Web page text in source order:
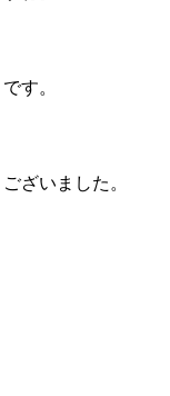
す。
ざいました。